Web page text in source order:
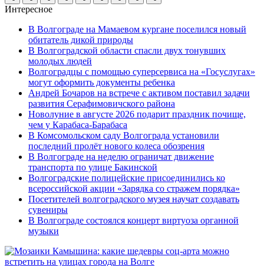
Интересное
В Волгограде на Мамаевом кургане поселился новый
обитатель дикой природы
В Волгоградской области спасли двух тонувших
молодых людей
Волгоградцы с помощью суперсервиса на «Госуслугах»
могут оформить документы ребенка
Андрей Бочаров на встрече с активом поставил задачи
развития Серафимовичского района
Новолуние в августе 2026 подарит праздник почище,
чем у Карабаса-Барабаса
В Комсомольском саду Волгограда установили
последний пролёт нового колеса обозрения
В Волгограде на неделю ограничат движение
транспорта по улице Бакинской
Волгоградские полицейские присоединились ко
всероссийской акции «Зарядка со стражем порядка»
Посетителей волгоградского музея научат создавать
сувениры
В Волгограде состоялся концерт виртуоза органной
музыки